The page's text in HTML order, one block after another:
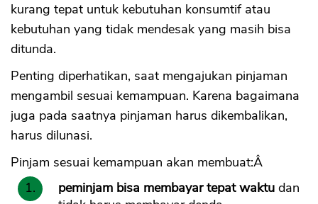
kurang tepat untuk kebutuhan konsumtif atau
kebutuhan yang tidak mendesak yang masih bisa
ditunda.
Penting diperhatikan, saat mengajukan pinjaman
mengambil sesuai kemampuan. Karena bagaimana
juga pada saatnya pinjaman harus dikembalikan,
harus dilunasi.
Pinjam sesuai kemampuan akan membuat:Â
peminjam bisa membayar tepat waktu dan